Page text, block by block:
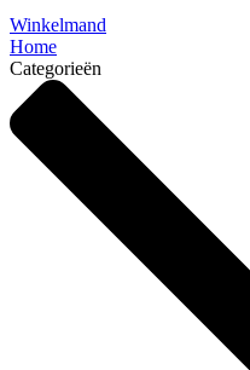
Winkelmand
Home
Categorieën